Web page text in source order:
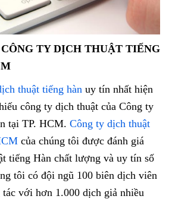
TY DỊCH THUẬT TIẾNG
thuật tiếng hàn uy tín nhất hiện
công ty dịch thuật của Công ty
tại TP. HCM. Công ty dịch thuật
của chúng tôi được đánh giá
tiếng Hàn chất lượng và uy tín số
tôi có đội ngũ 100 biên dịch viên
với hơn 1.000 dịch giả nhiều